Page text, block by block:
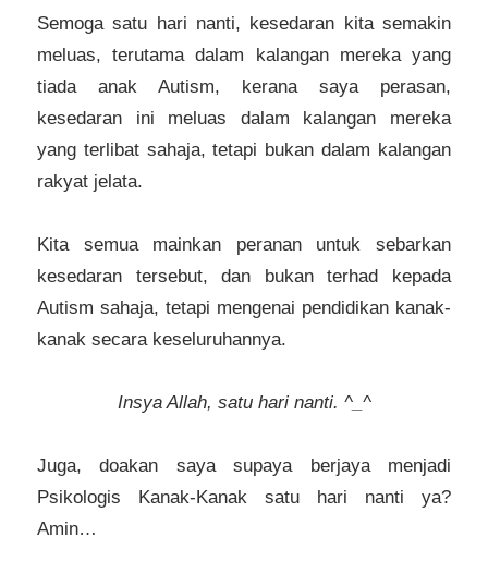
Semoga satu hari nanti, kesedaran kita semakin
meluas, terutama dalam kalangan mereka yang
tiada anak Autism, kerana saya perasan,
kesedaran ini meluas dalam kalangan mereka
yang terlibat sahaja, tetapi bukan dalam kalangan
rakyat jelata.
Kita semua mainkan peranan untuk sebarkan
kesedaran tersebut, dan bukan terhad kepada
Autism sahaja, tetapi mengenai pendidikan kanak-
kanak secara keseluruhannya.
Insya Allah, satu hari nanti. ^_^
Juga, doakan saya supaya berjaya menjadi
Psikologis Kanak-Kanak satu hari nanti ya?
Amin…